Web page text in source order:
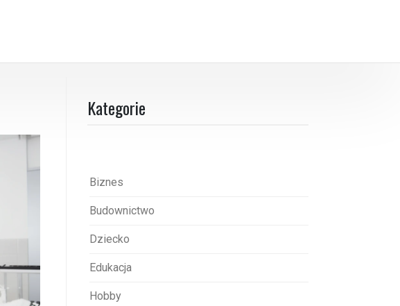
Kategorie
Biznes
Budownictwo
Dziecko
Edukacja
Hobby